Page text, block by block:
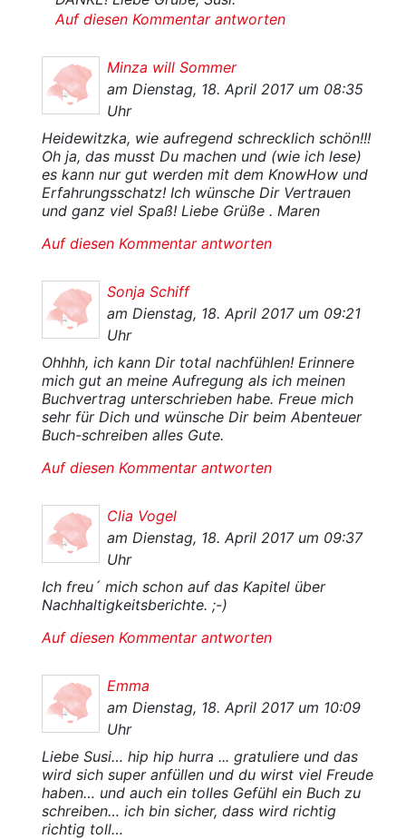
Auf diesen Kommentar antworten
Minza will Sommer
am Dienstag, 18. April 2017 um 08:35
Uhr
Heidewitzka, wie aufregend schrecklich schön!!!
Oh ja, das musst Du machen und (wie ich lese)
es kann nur gut werden mit dem KnowHow und
Erfahrungsschatz! Ich wünsche Dir Vertrauen
und ganz viel Spaß! Liebe Grüße . Maren
Auf diesen Kommentar antworten
Sonja Schiff
am Dienstag, 18. April 2017 um 09:21
Uhr
Ohhhh, ich kann Dir total nachfühlen! Erinnere
mich gut an meine Aufregung als ich meinen
Buchvertrag unterschrieben habe. Freue mich
sehr für Dich und wünsche Dir beim Abenteuer
Buch-schreiben alles Gute.
Auf diesen Kommentar antworten
Clia Vogel
am Dienstag, 18. April 2017 um 09:37
Uhr
Ich freu´ mich schon auf das Kapitel über
Nachhaltigkeitsberichte. ;-)
Auf diesen Kommentar antworten
Emma
am Dienstag, 18. April 2017 um 10:09
Uhr
Liebe Susi… hip hip hurra ... gratuliere und das
wird sich super anfüllen und du wirst viel Freude
haben… und auch ein tolles Gefühl ein Buch zu
schreiben… ich bin sicher, dass wird richtig
richtig toll…